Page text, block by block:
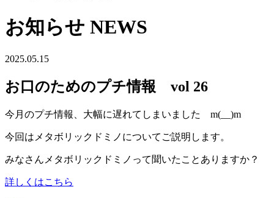
お知らせ NEWS
2025.05.15
お口のためのプチ情報 vol 26
今月のプチ情報、大幅に遅れてしまいました m(__)m
今回はメタボリックドミノについてご説明します。
みなさんメタボリックドミノって聞いたことありますか？
詳しくはこちら